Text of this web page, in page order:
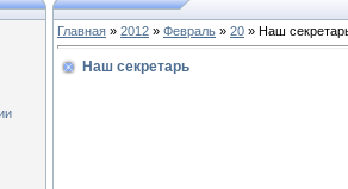
Главная » 2012 » Февраль » 20 » Наш
Наш секретарь